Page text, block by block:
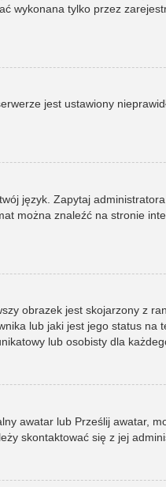
wykonana tylko przez
jest ustawiony
język. Zapytaj
można znaleźć na stronie
obrazek jest skojarzony z
lub jaki jest jego status na
lub osobisty dla
awatar lub Prześlij awatar,
skontaktować się z jej